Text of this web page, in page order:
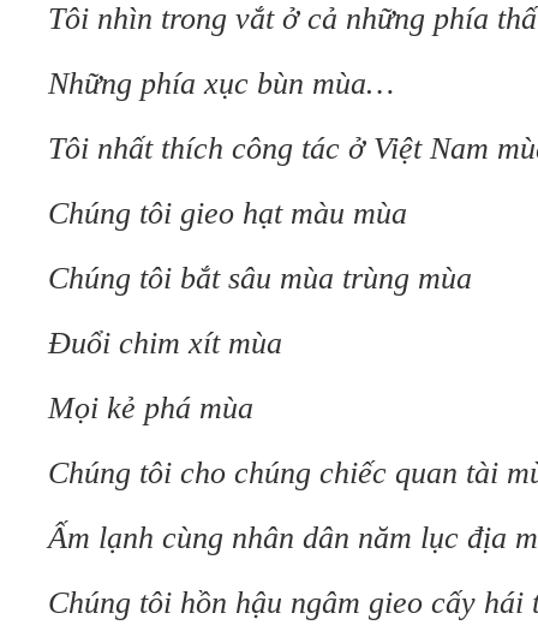
Tôi nhìn trong vắt ở cả những phía
Những phía xục bùn mùa…
Tôi nhất thích công tác ở Việt Nam
Chúng tôi gieo hạt màu mùa
Chúng tôi bắt sâu mùa trùng mùa
Đuổi chim xít mùa
Mọi kẻ phá mùa
Chúng tôi cho chúng chiếc quan tài
Ấm lạnh cùng nhân dân năm lục địa
Chúng tôi hồn hậu ngâm gieo cấy hái